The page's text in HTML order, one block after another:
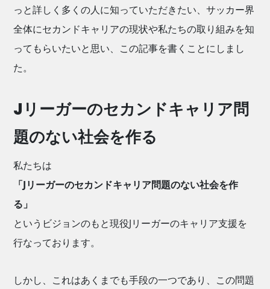
っと詳しく多くの人に知っていただきたい、サッカー界
全体にセカンドキャリアの現状や私たちの取り組みを知
ってもらいたいと思い、この記事を書くことにしまし
た。
Jリーガーのセカンドキャリア問
題のない社会を作る
私たちは
「Jリーガーのセカンドキャリア問題のない社会を作
る」
というビジョンのもと現役Jリーガーのキャリア支援を
行なっております。
しかし、これはあくまでも手段の一つであり、この問題